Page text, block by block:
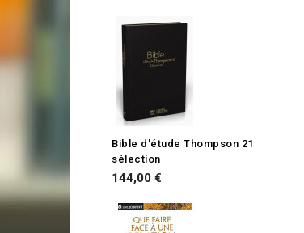
Bible d'étude Thompson 21
sélection
144,00 €